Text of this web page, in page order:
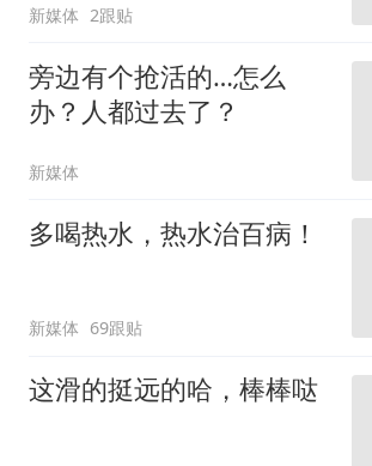
新媒体 2跟贴
旁边有个抢活的…怎么
办？人都过去了？
新媒体
多喝热水，热水治百病！
新媒体 69跟贴
这滑的挺远的哈，棒棒哒